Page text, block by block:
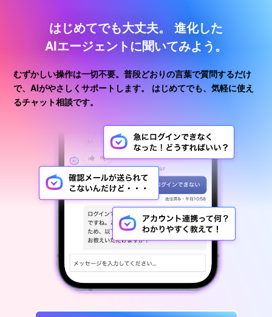
はじめてでも大丈夫。
進化した
AIエージェントに聞いてみよう。
むずかしい操作は一切不要。普段どおりの言葉で質問するだけ
で、AIがやさしくサポートします。
はじめてでも、気軽に使え
るチャット相談です。